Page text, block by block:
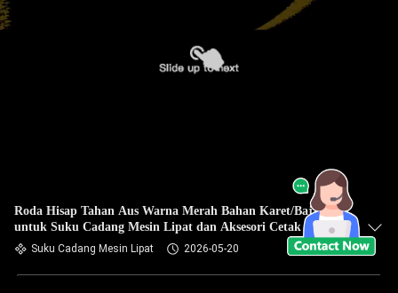
Roda Hisap Tahan Aus Warna Merah Bahan Karet/Baja
untuk Suku Cadang Mesin Lipat dan Aksesori Cetak Offset
Suku Cadang Mesin Lipat 2026-05-20